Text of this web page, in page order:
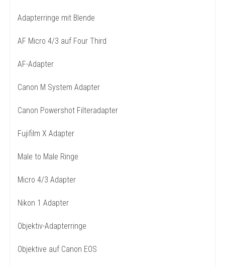
Adapterringe mit Blende
AF Micro 4/3 auf Four Third
AF-Adapter
Canon M System Adapter
Canon Powershot Filteradapter
Fujifilm X Adapter
Male to Male Ringe
Micro 4/3 Adapter
Nikon 1 Adapter
Objektiv-Adapterringe
Objektive auf Canon EOS